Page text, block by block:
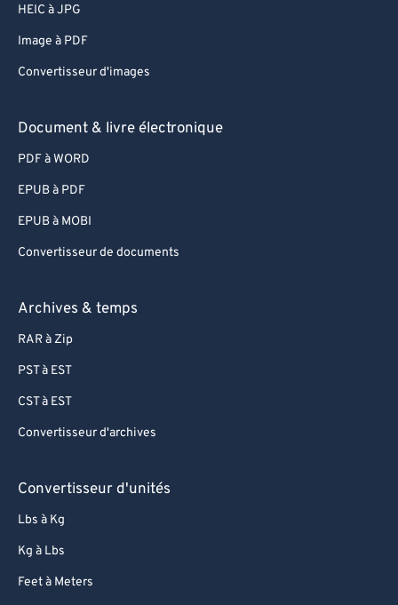
HEIC à JPG
Image à PDF
Convertisseur d'images
Document & livre électronique
PDF à WORD
EPUB à PDF
EPUB à MOBI
Convertisseur de documents
Archives & temps
RAR à Zip
PST à EST
CST à EST
Convertisseur d'archives
Convertisseur d'unités
Lbs à Kg
Kg à Lbs
Feet à Meters